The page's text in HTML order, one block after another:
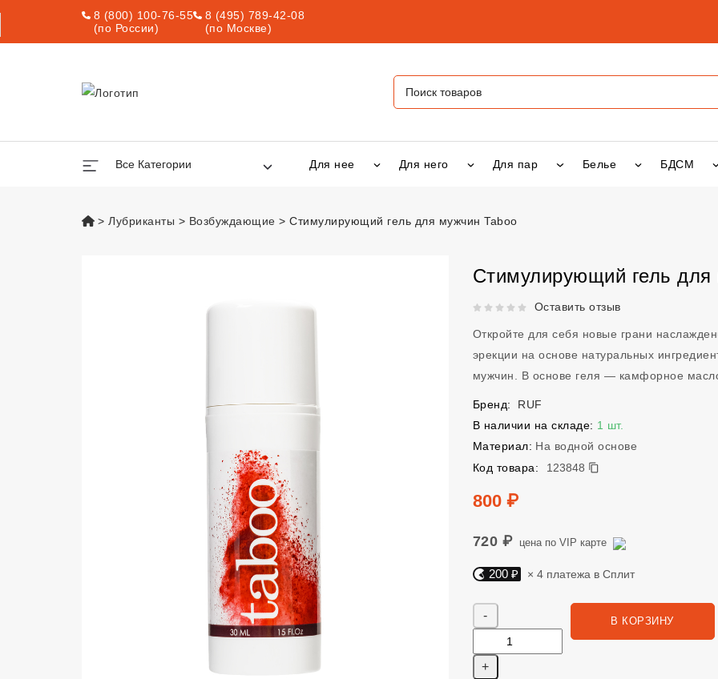
8 (800) 100-76-55
(по России)
8 (495) 789-42-08
(по Москве)
Все Категории Для нее Для него Для пар Белье БДСМ
vsexshop.ru
Лубриканты Возбуждающие Стимулирующий гель для мужчин Taboo
Стимулирующий гель для
Рейтинг 5 из 5.Оставить отзыв
Откройте для себя новые грани
эрекции на основе натуральных
мужчин. В основе геля — камфорное
Бренд:
RUF
В наличии на складе: 1 шт.
Материал: На водной основе
Код товара:
123848
123848
Цена
800 ₽
720 ₽ цена по VIP карте
Яндекс Сплит. 200 руб, 4 платежа в Сплит
200 ₽ × 4 платежа в Сплит
В КОРЗИНУ